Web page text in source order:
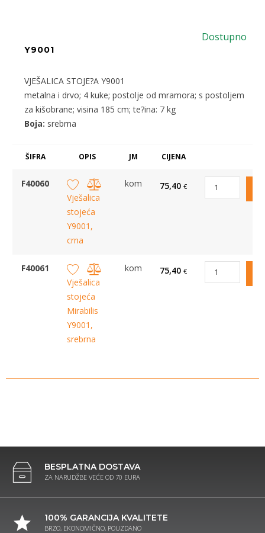
Dostupno
Y9001
VJEŠALICA STOJE?A Y9001
metalna i drvo; 4 kuke; postolje od mramora; s postoljem
za kišobrane; visina 185 cm; te?ina: 7 kg
Boja: srebrna
ŠIFRA OPIS JM CIJENA
F40060
Vješalica
stojeća
Y9001,
crna
kom 75,40 €
F40061
Vješalica
stojeća
Mirabilis
Y9001,
srebrna
kom 75,40 €
BESPLATNA DOSTAVA
ZA NARUDŽBE VEĆE OD 70 EURA
100% GARANCIJA KVALITETE
BRZO, EKONOMIČNO, POUZDANO